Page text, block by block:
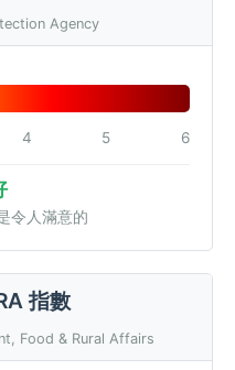
Agency
4 5 6
令人滿意的
指數
Food & Rural Affairs